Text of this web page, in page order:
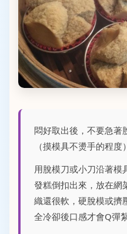
悶好取出後，不要急著
（摸模具不燙手的程度
用脫模刀或小刀沿著模
發糕倒扣出來，放在網
織還很軟，硬脫模或擠
全冷卻後口感才會Q彈紮